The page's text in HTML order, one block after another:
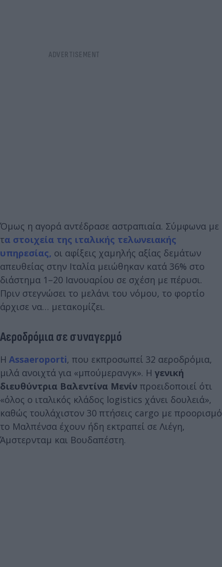
Όμως η αγορά αντέδρασε αστραπιαία. Σύμφωνα με
τα στοιχεία της ιταλικής τελωνειακής
υπηρεσίας, οι αφίξεις χαμηλής αξίας δεμάτων
απευθείας στην Ιταλία μειώθηκαν κατά 36% στο
διάστημα 1–20 Ιανουαρίου σε σχέση με πέρυσι.
Πριν στεγνώσει το μελάνι του νόμου, το φορτίο
άρχισε να… μετακομίζει.
Αεροδρόμια σε συναγερμό
Η Assaeroporti, που εκπροσωπεί 32 αεροδρόμια,
μιλά ανοιχτά για «μπούμερανγκ». Η γενική
διευθύντρια Βαλεντίνα Μενίν προειδοποιεί ότι
«όλος ο ιταλικός κλάδος logistics χάνει δουλειά»,
καθώς τουλάχιστον 30 πτήσεις cargo με προορισμό
το Μαλπένσα έχουν ήδη εκτραπεί σε Λιέγη,
Άμστερνταμ και Βουδαπέστη.